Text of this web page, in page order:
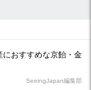
におすすめな京飴・金
SeeingJapan編集部